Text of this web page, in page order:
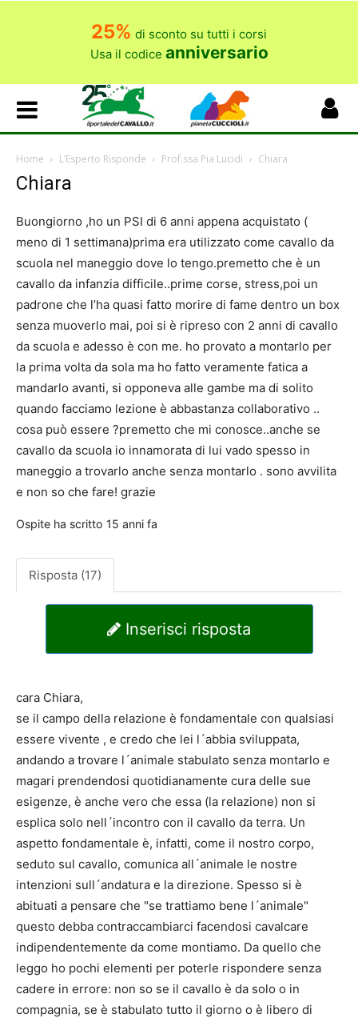
25% di sconto su tutti i corsi
Usa il codice anniversario
Home L’Esperto Risponde Prof.ssa Pia Lucidi Chiara
Chiara
Buongiorno ,ho un PSI di 6 anni appena acquistato (
meno di 1 settimana)prima era utilizzato come cavallo da
scuola nel maneggio dove lo tengo.premetto che è un
cavallo da infanzia difficile..prime corse, stress,poi un
padrone che l’ha quasi fatto morire di fame dentro un box
senza muoverlo mai, poi si è ripreso con 2 anni di cavallo
da scuola e adesso è con me. ho provato a montarlo per
la prima volta da sola ma ho fatto veramente fatica a
mandarlo avanti, si opponeva alle gambe ma di solito
quando facciamo lezione è abbastanza collaborativo ..
cosa può essere ?premetto che mi conosce..anche se
cavallo da scuola io innamorata di lui vado spesso in
maneggio a trovarlo anche senza montarlo . sono avvilita
e non so che fare! grazie
Ospite ha scritto 15 anni fa
Risposta (17)
Inserisci risposta
cara Chiara,
se il campo della relazione è fondamentale con qualsiasi
essere vivente , e credo che lei l´abbia sviluppata,
andando a trovare l´animale stabulato senza montarlo e
magari prendendosi quotidianamente cura delle sue
esigenze, è anche vero che essa (la relazione) non si
esplica solo nell´incontro con il cavallo da terra. Un
aspetto fondamentale è, infatti, come il nostro corpo,
seduto sul cavallo, comunica all´animale le nostre
intenzioni sull´andatura e la direzione. Spesso si è
abituati a pensare che "se trattiamo bene l´animale"
questo debba contraccambiarci facendosi cavalcare
indipendentemente da come montiamo. Da quello che
leggo ho pochi elementi per poterle rispondere senza
cadere in errore: non so se il cavallo è da solo o in
compagnia, se è stabulato tutto il giorno o è libero di